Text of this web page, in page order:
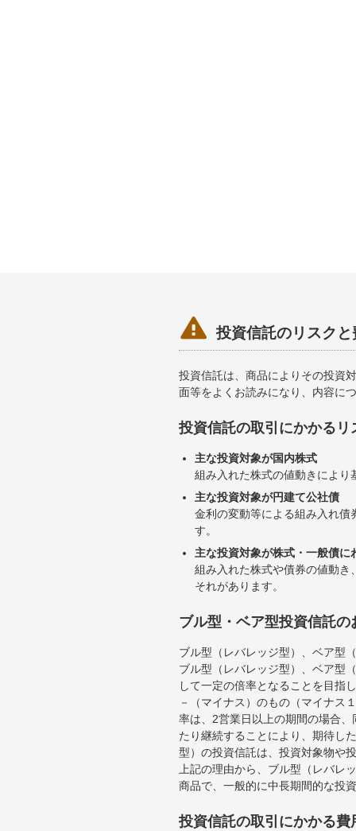
 投資信託のリスク
投資信託は、商品によりその投資
面等をよくお読みになり、内容に
投資信託の取引にかかるリ
主な投資対象が国内株式
組み入れた株式の値動きによ
主な投資対象が円建て公社債
金利の変動等による組み入れ
す。
主な投資対象が株式・一般債
組み入れた株式や債券の値動
それがあります。
ブル型・ベア型投資信託
ブル型（レバレッジ型）、ベア型
ブル型（レバレッジ型）、ベア型
して一定の倍率となることを目指
－（マイナス）のもの（マイナス
率は、2営業日以上の期間の場合
たり継続することにより、期待し
型）の投資信託は、投資対象物や
上記の理由から、ブル型（レバレ
商品で、一般的に中長期間的な投
投資信託の取引にかかる費